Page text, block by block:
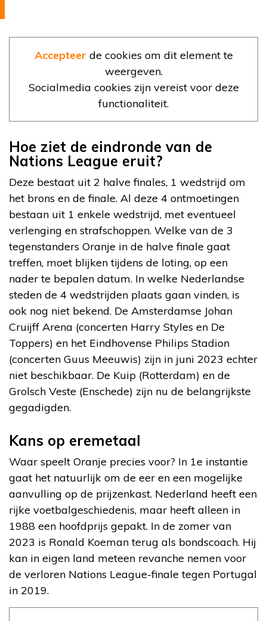
Accepteer de cookies om dit element te
weergeven.
Socialmedia cookies zijn vereist voor deze
functionaliteit.
Hoe ziet de eindronde van de
Nations League eruit?
Deze bestaat uit 2 halve finales, 1 wedstrijd om
het brons en de finale. Al deze 4 ontmoetingen
bestaan uit 1 enkele wedstrijd, met eventueel
verlenging en strafschoppen. Welke van de 3
tegenstanders Oranje in de halve finale gaat
treffen, moet blijken tijdens de loting, op een
nader te bepalen datum. In welke Nederlandse
steden de 4 wedstrijden plaats gaan vinden, is
ook nog niet bekend. De Amsterdamse Johan
Cruijff Arena (concerten Harry Styles en De
Toppers) en het Eindhovense Philips Stadion
(concerten Guus Meeuwis) zijn in juni 2023 echter
niet beschikbaar. De Kuip (Rotterdam) en de
Grolsch Veste (Enschede) zijn nu de belangrijkste
gegadigden.
Kans op eremetaal
Waar speelt Oranje precies voor? In 1e instantie
gaat het natuurlijk om de eer en een mogelijke
aanvulling op de prijzenkast. Nederland heeft een
rijke voetbalgeschiedenis, maar heeft alleen in
1988 een hoofdprijs gepakt. In de zomer van
2023 is Ronald Koeman terug als bondscoach. Hij
kan in eigen land meteen revanche nemen voor
de verloren Nations League-finale tegen Portugal
in 2019.